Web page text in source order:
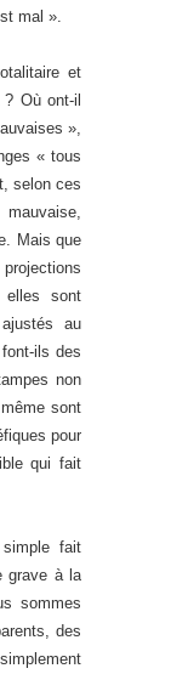
mal ».
et
Où ont-il
»,
« tous
selon ces
Mais que
sont
au
ils des
non
sont
pour
qui fait
fait
grave à la
sommes
des